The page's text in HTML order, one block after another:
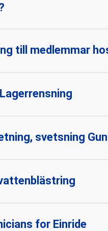
till medlemmar
svetsning
for Einride